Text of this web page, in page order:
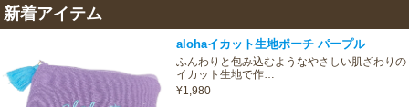
新着アイテム
alohaイカット生地ポーチ パープル
ふんわりと包み込むようなやさしい肌ざわりの
イカット生地で作…
¥1,980